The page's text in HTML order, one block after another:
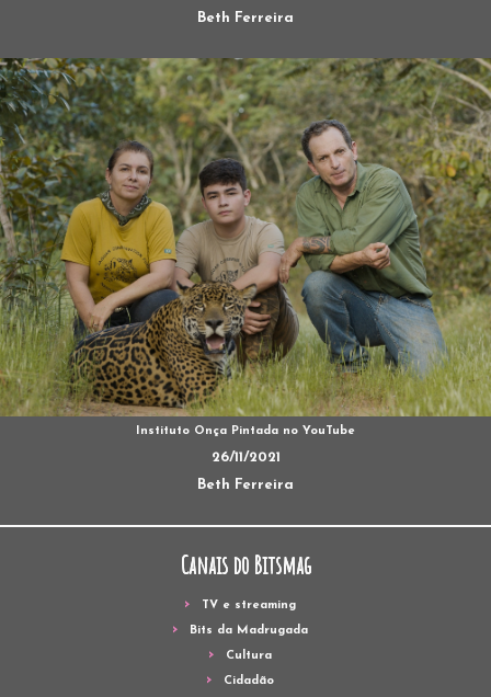
Beth Ferreira
Instituto Onça Pintada no YouTube
26/11/2021
Beth Ferreira
Canais do Bitsmag
TV e streaming
Bits da Madrugada
Cultura
Cidadão